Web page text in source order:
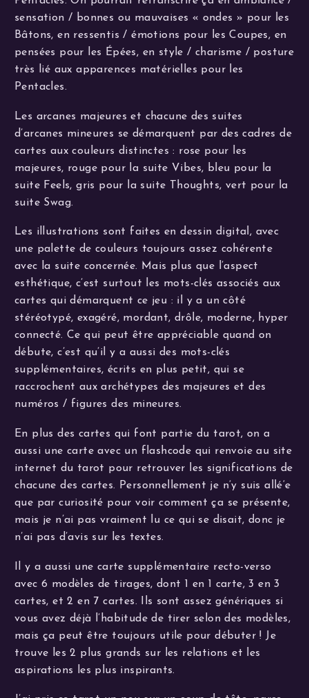
sensation / bonnes ou mauvaises « ondes » pour les
Bâtons, en ressentis / émotions pour les Coupes, en
pensées pour les Épées, en style / charisme / posture
très lié aux apparences matérielles pour les
Pentacles.
Les arcanes majeures et chacune des suites
d’arcanes mineures se démarquent par des cadres de
cartes aux couleurs distinctes : rose pour les
majeures, rouge pour la suite Vibes, bleu pour la
suite Feels, gris pour la suite Thoughts, vert pour la
suite Swag.
Les illustrations sont faites en dessin digital, avec
une palette de couleurs toujours assez cohérente
avec la suite concernée. Mais plus que l’aspect
esthétique, c’est surtout les mots-clés associés aux
cartes qui démarquent ce jeu : il y a un côté
stéréotypé, exagéré, mordant, drôle, moderne, hyper
connecté. Ce qui peut être appréciable quand on
débute, c’est qu’il y a aussi des mots-clés
supplémentaires, écrits en plus petit, qui se
raccrochent aux archétypes des majeures et des
numéros / figures des mineures.
En plus des cartes qui font partie du tarot, on a
aussi une carte avec un flashcode qui renvoie au site
internet du tarot pour retrouver les significations de
chacune des cartes. Personnellement je n’y suis allé’e
que par curiosité pour voir comment ça se présente,
mais je n’ai pas vraiment lu ce qui se disait, donc je
n’ai pas d’avis sur les textes.
Il y a aussi une carte supplémentaire recto-verso
avec 6 modèles de tirages, dont 1 en 1 carte, 3 en 3
cartes, et 2 en 7 cartes. Ils sont assez génériques si
vous avez déjà l’habitude de tirer selon des modèles,
mais ça peut être toujours utile pour débuter ! Je
trouve les 2 plus grands sur les relations et les
aspirations les plus inspirants.